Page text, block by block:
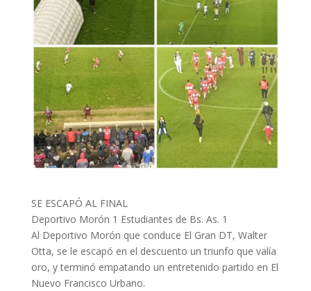
SE ESCAPÓ AL FINAL
Deportivo Morón 1 Estudiantes de Bs. As. 1
Al Deportivo Morón que conduce El Gran DT, Walter
Otta, se le escapó en el descuento un triunfo que valía
oro, y terminó empatando un entretenido partido en El
Nuevo Francisco Urbano.